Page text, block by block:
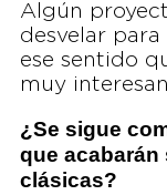
Algún
desvelar
ese sentido
muy
¿Se sigue
que
clásicas?